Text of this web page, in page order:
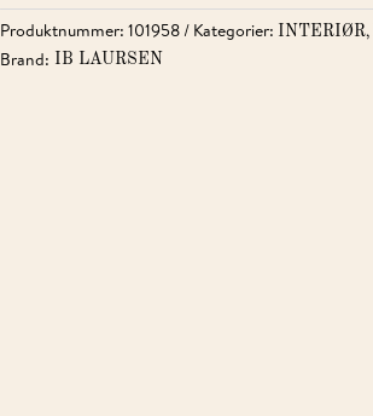
Produktnummer: 101958 Kategorier: INTERIØR,
Brand: IB LAURSEN